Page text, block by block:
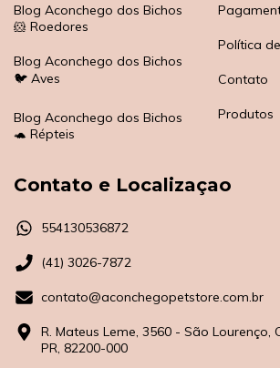
Blog Aconchego dos Bichos
🐹 Roedores
Blog Aconchego dos Bichos
🐦 Aves
Blog Aconchego dos Bichos
🐢 Répteis
Política
Contato
Produtos
Contato e Localizaçao
554130536872
(41) 3026-7872
contato@aconchegopetstore.com.br
R. Mateus Leme, 3560 - São Lourenço,
PR, 82200-000